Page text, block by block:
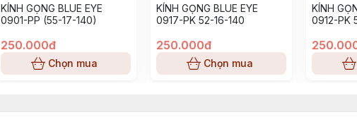
KÍNH GỌNG BLUE EYE
0901-PP (55-17-140)
250.000đ
Chọn mua
KÍNH GỌNG BLUE EYE
0917-PK 52-16-140
250.000đ
Chọn mua
KÍNH
0912-PK